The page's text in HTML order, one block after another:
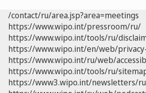
/contact/ru/area.jsp?area=meetings
https://www.wipo.int/pressroom/ru/
https://www.wipo.int/tools/ru/
https://www.wipo.int/en/web/
https://www.wipo.int/ru/web/
https://www.wipo.int/tools/ru/
https://www3.wipo.int/newsletters/